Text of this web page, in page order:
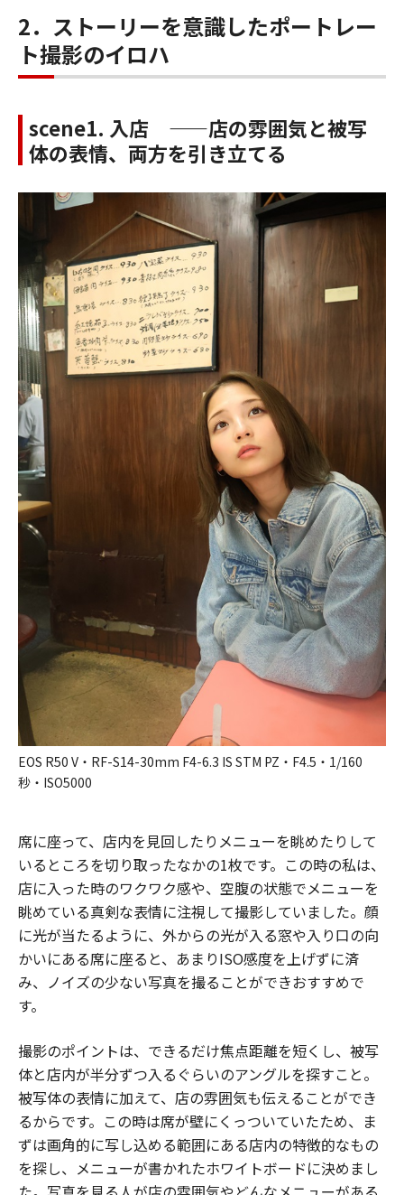
2．ストーリーを意識したポートレー
ト撮影のイロハ
scene1. 入店 ——店の雰囲気と被写
体の表情、両方を引き立てる
EOS R50 V・RF-S14-30mm F4-6.3 IS STM PZ・F4.5・1/160
秒・ISO5000
席に座って、店内を見回したりメニューを眺めたりして
いるところを切り取ったなかの1枚です。この時の私は、
店に入った時のワクワク感や、空腹の状態でメニューを
眺めている真剣な表情に注視して撮影していました。顔
に光が当たるように、外からの光が入る窓や入り口の向
かいにある席に座ると、あまりISO感度を上げずに済
み、ノイズの少ない写真を撮ることができおすすめで
す。
撮影のポイントは、できるだけ焦点距離を短くし、被写
体と店内が半分ずつ入るぐらいのアングルを探すこと。
被写体の表情に加えて、店の雰囲気も伝えることができ
るからです。この時は席が壁にくっついていたため、ま
ずは画角的に写し込める範囲にある店内の特徴的なもの
を探し、メニューが書かれたホワイトボードに決めまし